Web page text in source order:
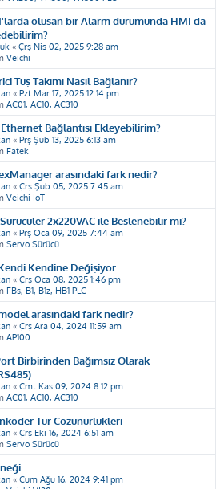
oluşan bir Alarm durumunda HMI da
« Çrş Nis 02, 2025 9:28 am
Veichi
Tuş Takımı Nasıl Bağlanır?
« Pzt Mar 17, 2025 12:14 pm
AC01, AC10, AC310
Bağlantısı Ekleyebilirim?
« Prş Şub 13, 2025 6:13 am
Fatek
arasındaki fark nedir?
« Çrş Şub 05, 2025 7:45 am
Veichi IoT
2x220VAC ile Beslenebilir mi?
« Prş Oca 09, 2025 7:44 am
Servo Sürücü
Kendine Değişiyor
« Çrş Oca 08, 2025 1:46 pm
FBs, B1, B1z, HB1 PLC
arasındaki fark nedir?
« Çrş Ara 04, 2024 11:59 am
AP100
Birbirinden Bağımsız Olarak
« Cmt Kas 09, 2024 8:12 pm
AC01, AC10, AC310
Tur Çözünürlükleri
« Çrş Eki 16, 2024 6:51 am
Servo Sürücü
« Cum Ağu 16, 2024 9:41 pm